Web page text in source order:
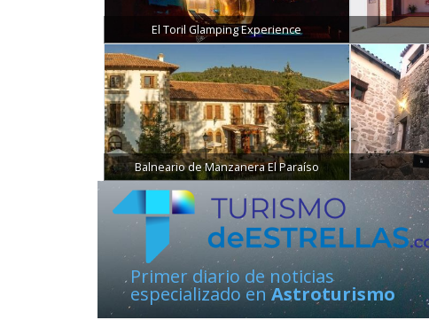
El Toril Glamping Experience
Balneario de Manzanera El Paraíso
Primer diario de noticias
especializado enAstroturismo